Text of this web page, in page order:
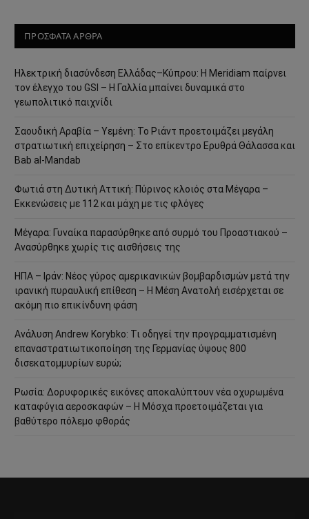
ΠΡΟΣΦΑΤΑ ΑΡΘΡΑ
Ηλεκτρική διασύνδεση Ελλάδας–Κύπρου: Η Meridiam παίρνει
τον έλεγχο του GSI – Η Γαλλία μπαίνει δυναμικά στο
γεωπολιτικό παιχνίδι
Σαουδική Αραβία – Υεμένη: Το Ριάντ προετοιμάζει μεγάλη
στρατιωτική επιχείρηση – Στο επίκεντρο Ερυθρά Θάλασσα και
Bab al-Mandab
Φωτιά στη Δυτική Αττική: Πύρινος κλοιός στα Μέγαρα –
Εκκενώσεις με 112 και μάχη με τις φλόγες
Μέγαρα: Γυναίκα παρασύρθηκε από συρμό του Προαστιακού –
Ανασύρθηκε χωρίς τις αισθήσεις της
ΗΠΑ – Ιράν: Νέος γύρος αμερικανικών βομβαρδισμών μετά την
ιρανική πυραυλική επίθεση – Η Μέση Ανατολή εισέρχεται σε
ακόμη πιο επικίνδυνη φάση
Ανάλυση Andrew Korybko: Τι οδηγεί την προγραμματισμένη
επαναστρατιωτικοποίηση της Γερμανίας ύψους 800
δισεκατομμυρίων ευρώ;
Ρωσία: Δορυφορικές εικόνες αποκαλύπτουν νέα οχυρωμένα
καταφύγια αεροσκαφών – Η Μόσχα προετοιμάζεται για
βαθύτερο πόλεμο φθοράς